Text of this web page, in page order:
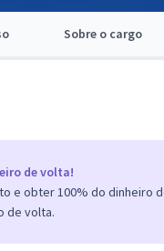
Sobre o cargo
de volta!
e obter 100% do dinheiro
de volta.